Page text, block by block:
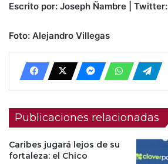
Escrito por: Joseph Ñambre | Twitter:
Foto: Alejandro Villegas
Publicaciones relacionadas
Caribes jugará lejos de su
fortaleza: el Chico